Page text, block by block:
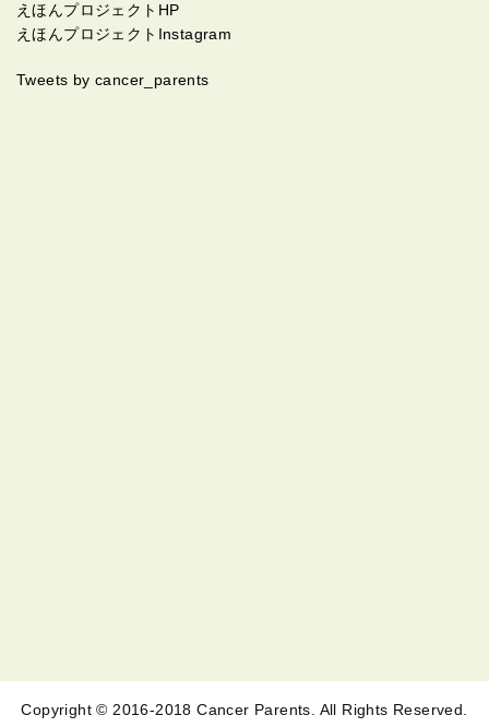
えほんプロジェクトHP
えほんプロジェクトInstagram
Tweets by cancer_parents
Copyright © 2016-2018 Cancer Parents. All Rights Reserved.